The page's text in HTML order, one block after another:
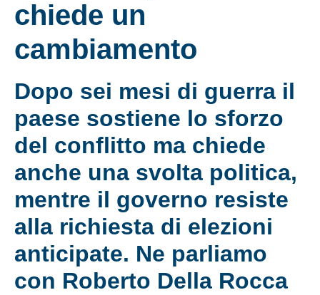
chiede un
cambiamento
Dopo sei mesi di guerra il
paese sostiene lo sforzo
del conflitto ma chiede
anche una svolta politica,
mentre il governo resiste
alla richiesta di elezioni
anticipate. Ne parliamo
con Roberto Della Rocca